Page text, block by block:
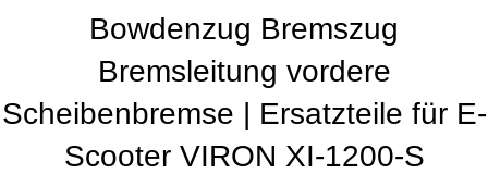
Bowdenzug Bremszug
Bremsleitung vordere
Scheibenbremse | Ersatzteile für E-
Scooter VIRON XI-1200-S